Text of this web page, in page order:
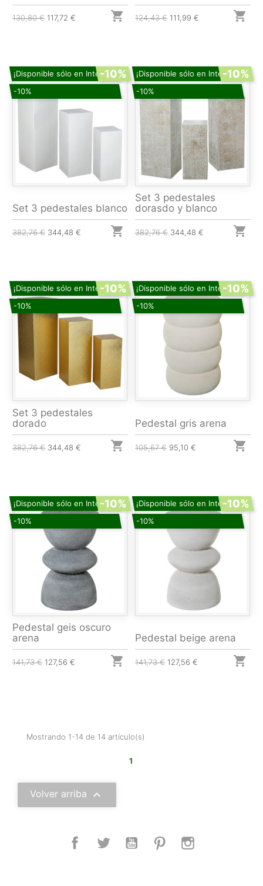
130,80 € 117,72 €  124,43 € 111,99 € 
¡Disponible sólo en Internet!
-10%
-10%
Set 3 pedestales blanco
382,76 € 344,48 € 
¡Disponible sólo en Internet!
-10%
-10%
Set 3 pedestales
dorasdo y blanco
382,76 € 344,48 € 
¡Disponible sólo en Internet!
-10%
-10%
Set 3 pedestales
dorado
382,76 € 344,48 € 
¡Disponible sólo en Internet!
-10%
-10%
Pedestal gris arena
105,67 € 95,10 € 
¡Disponible sólo en Internet!
-10%
-10%
Pedestal geis oscuro
arena
141,73 € 127,56 € 
¡Disponible sólo en Internet!
-10%
-10%
Pedestal beige arena
141,73 € 127,56 € 
Mostrando 1-14 de 14 artículo(s)
1
Volver arriba 
FacebookTwitter YouTube Pinterest